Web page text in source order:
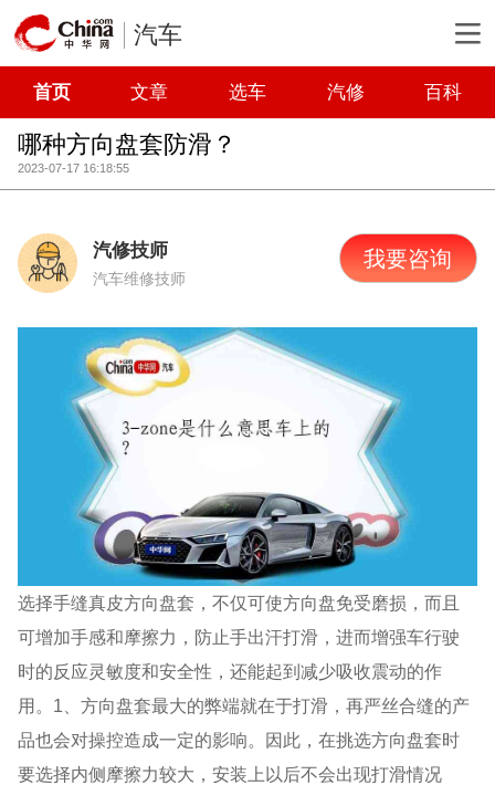
汽车
首页 文章 选车 汽修 百科
哪种方向盘套防滑？
2023-07-17 16:18:55
汽修技师
汽车维修技师
我要咨询
选择手缝真皮方向盘套，不仅可使方向盘免受磨损，而且
可增加手感和摩擦力，防止手出汗打滑，进而增强车行驶
时的反应灵敏度和安全性，还能起到减少吸收震动的作
用。1、方向盘套最大的弊端就在于打滑，再严丝合缝的产
品也会对操控造成一定的影响。因此，在挑选方向盘套时
要选择内侧摩擦力较大，安装上以后不会出现打滑情况